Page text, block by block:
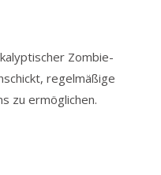
Zombie-
regelmäßige
zu ermöglichen.